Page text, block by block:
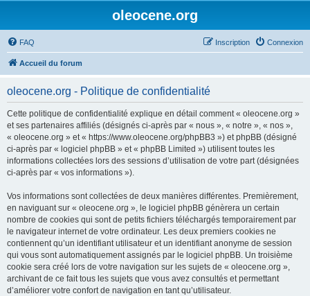
oleocene.org
FAQ Connexion
Inscription
Accueil du forum
oleocene.org - Politique de confidentialité
Cette politique de confidentialité explique en détail comment « oleocene.org »
et ses partenaires affiliés (désignés ci-après par « nous », « notre », « nos »,
« oleocene.org » et « https://www.oleocene.org/phpBB3 ») et phpBB (désigné
ci-après par « logiciel phpBB » et « phpBB Limited ») utilisent toutes les
informations collectées lors des sessions d’utilisation de votre part (désignées
ci-après par « vos informations »).
Vos informations sont collectées de deux manières différentes. Premièrement,
en naviguant sur « oleocene.org », le logiciel phpBB génèrera un certain
nombre de cookies qui sont de petits fichiers téléchargés temporairement par
le navigateur internet de votre ordinateur. Les deux premiers cookies ne
contiennent qu’un identifiant utilisateur et un identifiant anonyme de session
qui vous sont automatiquement assignés par le logiciel phpBB. Un troisième
cookie sera créé lors de votre navigation sur les sujets de « oleocene.org »,
archivant de ce fait tous les sujets que vous avez consultés et permettant
d’améliorer votre confort de navigation en tant qu’utilisateur.